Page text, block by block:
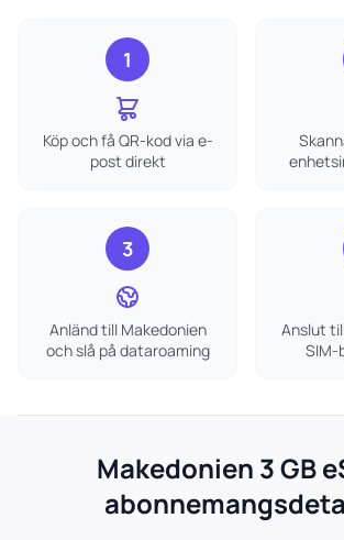
1
Köp och få QR-kod via e-
post direkt
3
Anländ till Makedonien
och slå på dataroaming
Anslut
SIM-
Makedonien 3 GB